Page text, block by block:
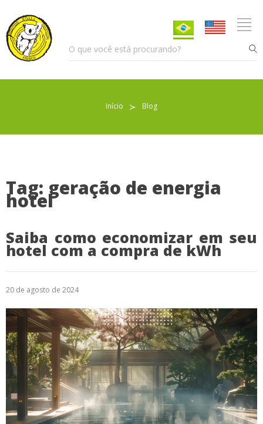
Início ≻ Blog
Tag: geração de energia
hotel
Saiba como economizar em seu
hotel com a compra de kWh
20 de agosto de 2024
Indicações de uso
Atendimento
Blog
Denúncias
Relatório Transparência
Trabalhe Conosco